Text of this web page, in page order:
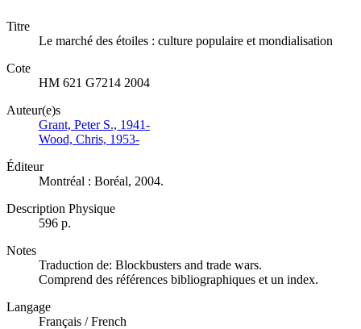
Titre
Le marché des étoiles : culture populaire et mondialisation
Cote
HM 621 G7214 2004
Auteur(e)s
Grant, Peter S., 1941-
Wood, Chris, 1953-
Éditeur
Montréal : Boréal, 2004.
Description Physique
596 p.
Notes
Traduction de: Blockbusters and trade wars.
Comprend des références bibliographiques et un index.
Langage
Français / French